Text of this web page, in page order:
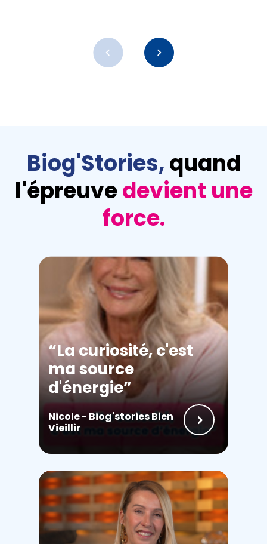
Biog'Stories,quand
l'épreuvedevient une
force.
La curiosité, c'est
ma source
d'énergie
Nicole - Biog'stories Bien
Vieillir